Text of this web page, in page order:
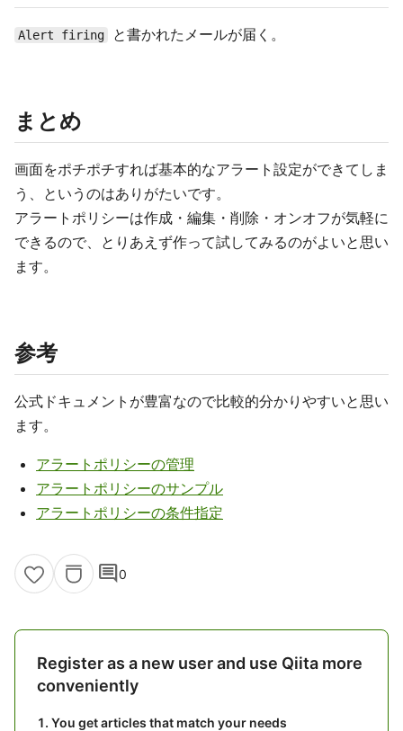
Alert firing と書かれたメールが届く。
まとめ
画面をポチポチすれば基本的なアラート設定ができてしま
う、というのはありがたいです。
アラートポリシーは作成・編集・削除・オンオフが気軽に
できるので、とりあえず作って試してみるのがよいと思い
ます。
参考
公式ドキュメントが豊富なので比較的分かりやすいと思い
ます。
アラートポリシーの管理
アラートポリシーのサンプル
アラートポリシーの条件指定
comment0
Register as a new user and use Qiita more
conveniently
You get articles that match your needs